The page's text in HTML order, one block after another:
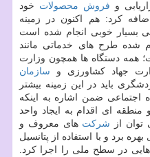
و فروش محصولات خود
كرد: هم اكنون در زمینه
بسیار خوبی انجام شده است
شده طرح های خدماتی مانند
همه دستگاه ها همچون وزارت
جهاد كشاورزی و سازمان
باید در این زمینه بیشتر
اجتماعی ضمن اشاره به اینكه
منطقه ای اقدام به ایجاد واحد
از شركت های معروف و
برد و با استفاده از پتانسیل
در سطح ملی را اجرا كرد.